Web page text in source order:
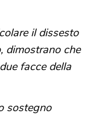
il dissesto
dimostrano che
facce della
sostegno